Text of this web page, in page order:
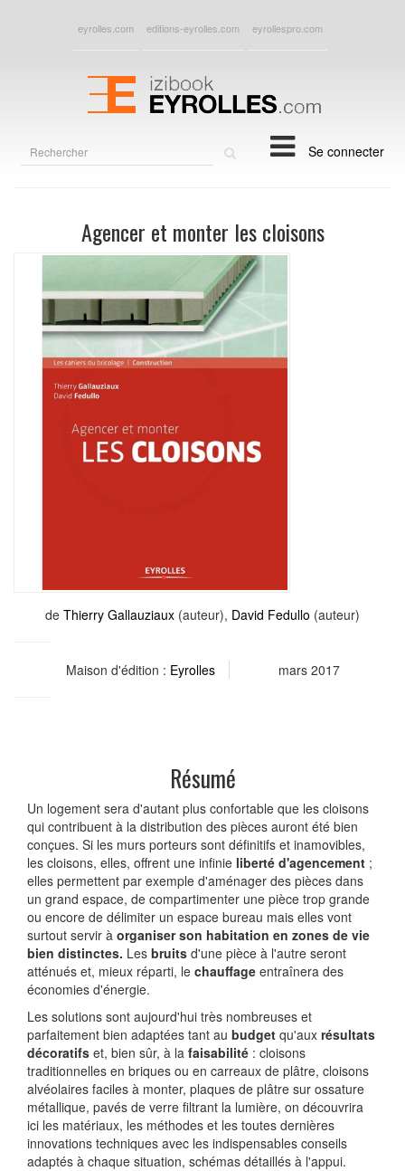
eyrolles.com editions-eyrolles.com eyrollespro.com
Se connecter
Agencer et monter les cloisons
de Thierry Gallauziaux (auteur), David Fedullo (auteur)
Maison d'édition : Eyrolles mars 2017
Résumé
Un logement sera d'autant plus confortable que les cloisons
qui contribuent à la distribution des pièces auront été bien
conçues. Si les murs porteurs sont définitifs et inamovibles,
les cloisons, elles, offrent une infinie liberté d'agencement ;
elles permettent par exemple d'aménager des pièces dans
un grand espace, de compartimenter une pièce trop grande
ou encore de délimiter un espace bureau mais elles vont
surtout servir à organiser son habitation en zones de vie
bien distinctes. Les bruits d'une pièce à l'autre seront
atténués et, mieux réparti, le chauffage entraînera des
économies d'énergie.
Les solutions sont aujourd'hui très nombreuses et
parfaitement bien adaptées tant au budget qu'aux résultats
décoratifs et, bien sûr, à la faisabilité : cloisons
traditionnelles en briques ou en carreaux de plâtre, cloisons
alvéolaires faciles à monter, plaques de plâtre sur ossature
métallique, pavés de verre filtrant la lumière, on découvrira
ici les matériaux, les méthodes et les toutes dernières
innovations techniques avec les indispensables conseils
adaptés à chaque situation, schémas détaillés à l'appui.